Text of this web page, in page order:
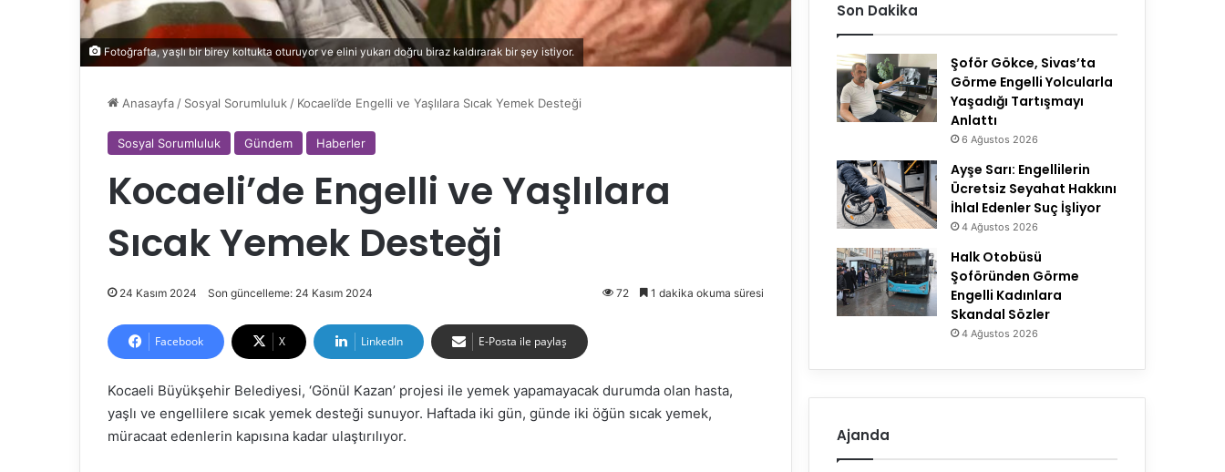
Fotoğrafta, yaşlı bir birey koltukta oturuyor ve elini yukarı doğru biraz kaldırarak bir şey istiyor.
Anasayfa / Sosyal Sorumluluk / Kocaeli’de Engelli ve Yaşlılara Sıcak Yemek Desteği
Sosyal Sorumluluk Gündem Haberler
Kocaeli’de Engelli ve Yaşlılara
Sıcak Yemek Desteği
24 Kasım 2024 Son güncelleme: 24 Kasım 2024 72 1 dakika okuma süresi
Facebook X LinkedIn E-Posta ile paylaş
Kocaeli Büyükşehir Belediyesi, ‘Gönül Kazan’ projesi ile yemek yapamayacak durumda olan hasta,
yaşlı ve engellilere sıcak yemek desteği sunuyor. Haftada iki gün, günde iki öğün sıcak yemek,
müracaat edenlerin kapısına kadar ulaştırılıyor.
Son Dakika
Şoför Gökce, Sivas’ta
Görme Engelli Yolcularla
Yaşadığı Tartışmayı
Anlattı
6 Ağustos 2026
Ayşe Sarı: Engellilerin
Ücretsiz Seyahat Hakkını
İhlal Edenler Suç İşliyor
4 Ağustos 2026
Halk Otobüsü
Şoföründen Görme
Engelli Kadınlara
Skandal Sözler
4 Ağustos 2026
Ajanda